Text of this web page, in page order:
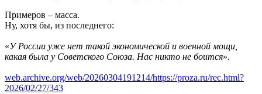
Примеров – масса.
Ну, хотя бы, из последнего:
«У России уже нет такой экономической и военной мощи,
какая была у Советского Союза. Нас никто не боится».
web.archive.org/web/20260304191214/https://proza.ru/rec.html?
2026/02/27/343